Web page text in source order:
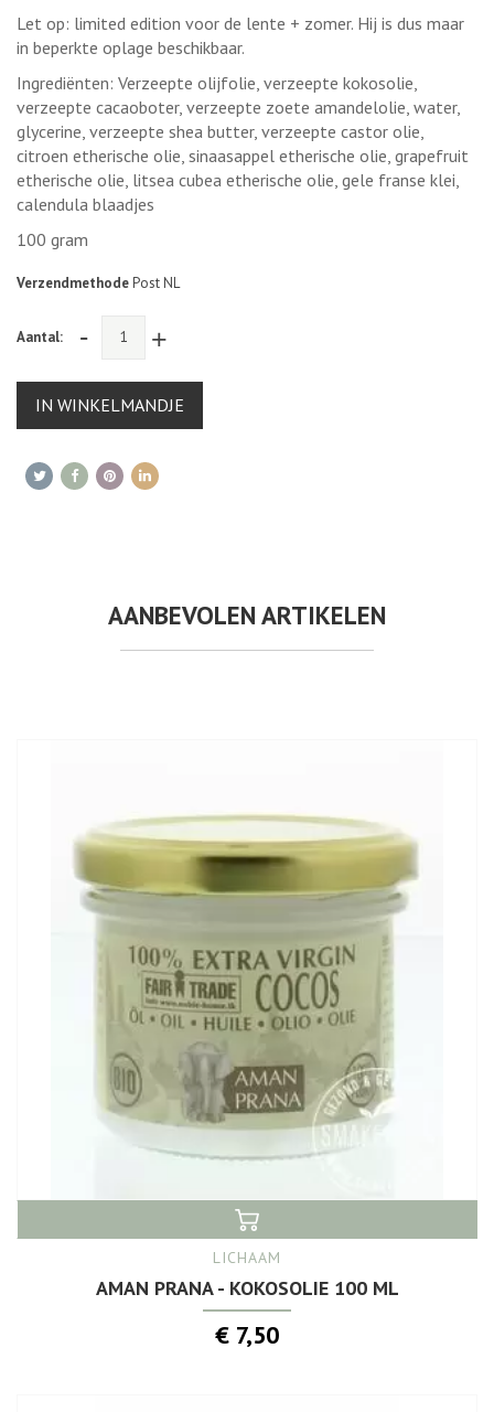
Let op: limited edition voor de lente + zomer. Hij is dus maar
in beperkte oplage beschikbaar.
Ingrediënten: Verzeepte olijfolie, verzeepte kokosolie,
verzeepte cacaoboter, verzeepte zoete amandelolie, water,
glycerine, verzeepte shea butter, verzeepte castor olie,
citroen etherische olie, sinaasappel etherische olie, grapefruit
etherische olie, litsea cubea etherische olie, gele franse klei,
calendula blaadjes
100 gram
VerzendmethodePost NL
Aantal: - +
IN WINKELMANDJE
AANBEVOLEN ARTIKELEN
LICHAAM
AMAN PRANA - KOKOSOLIE 100 ML
€ 7,50